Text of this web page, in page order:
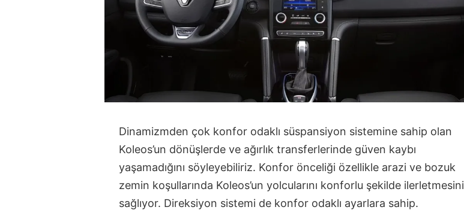
Dinamizmden çok konfor odaklı süspansiyon sistemine sahip olan
Koleos’un dönüşlerde ve ağırlık transferlerinde güven kaybı
yaşamadığını söyleyebiliriz. Konfor önceliği özellikle arazi ve bozuk
zemin koşullarında Koleos’un yolcularını konforlu şekilde ilerletmesini
sağlıyor. Direksiyon sistemi de konfor odaklı ayarlara sahip.